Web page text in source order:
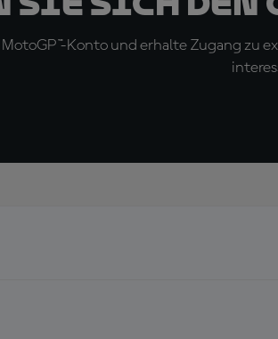
Konto und erhalte Zugang zu